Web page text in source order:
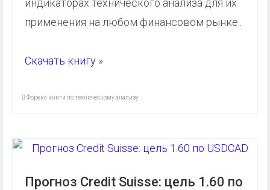
индикаторах технического анализа для их
применения на любом финансовом рынке..
Скачать книгу »
Форекс книги по техническому анализу
Прогноз Credit Suisse: цель 1.60 по